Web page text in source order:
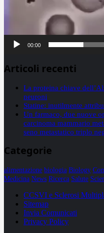
00:00
Articoli recenti
La proteina chiave
neuroni
Statine: inutilmente
Un farmaco, due nuove
carcinoma mammario
seno metastatico triplo
Categorie
alimentazione biologia Biology
Medicina News Ricerca Salute
CCSVI e Sclerosi
Sitemap
Invia Comunicati
Privacy Policy